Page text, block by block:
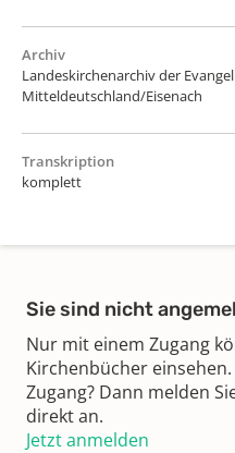
Archiv
Landeskirchenarchiv der
Mitteldeutschland/Eisenach
Transkription
komplett
Sie sind nicht
Nur mit einem Zugang
Kirchenbücher
Zugang? Dann melden
direkt an.
Jetzt anmelden